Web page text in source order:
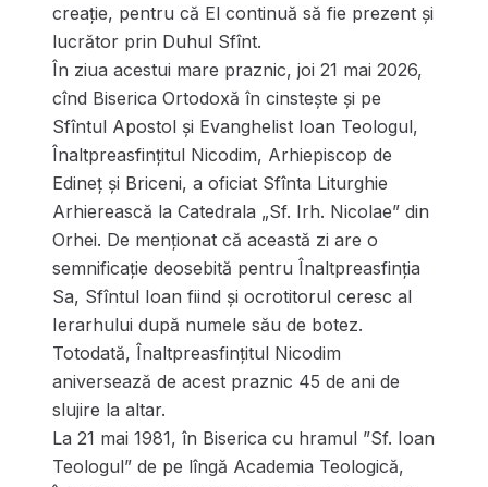
creație, pentru că El continuă să fie prezent și
lucrător prin Duhul Sfînt.
În ziua acestui mare praznic, joi 21 mai 2026,
cînd Biserica Ortodoxă în cinstește și pe
Sfîntul Apostol și Evanghelist Ioan Teologul,
Înaltpreasfințitul Nicodim, Arhiepiscop de
Edineţ şi Briceni, a oficiat Sfînta Liturghie
Arhierească la Catedrala „Sf. Irh. Nicolae” din
Orhei. De menţionat că această zi are o
semnificaţie deosebită pentru Înaltpreasfinția
Sa, Sfîntul Ioan fiind şi ocrotitorul ceresc al
Ierarhului după numele său de botez.
Totodată, Înaltpreasfințitul Nicodim
aniversează de acest praznic 45 de ani de
slujire la altar.
La 21 mai 1981, în Biserica cu hramul ”Sf. Ioan
Teologul” de pe lîngă Academia Teologică,